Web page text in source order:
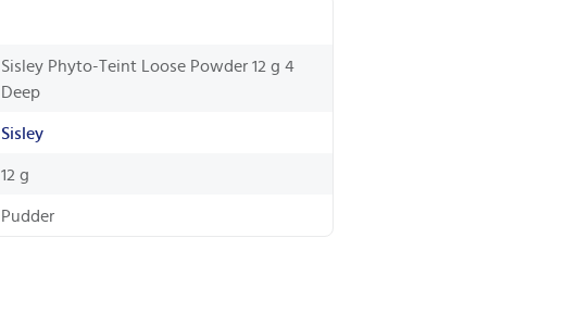
Sisley Phyto-Teint Loose Powder 12 g 4
Deep
Sisley
12 g
Pudder